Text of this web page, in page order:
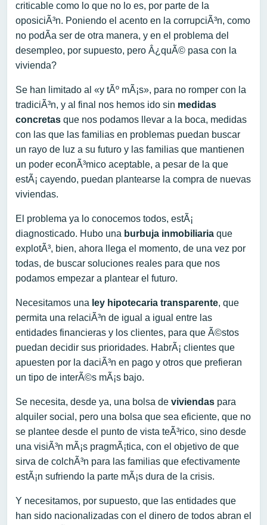
criticable como lo que no lo es, por parte de la
oposiciÃ³n. Poniendo el acento en la corrupciÃ³n, como
no podÃ­a ser de otra manera, y en el problema del
desempleo, por supuesto, pero Â¿quÃ© pasa con la
vivienda?
Se han limitado al «y tÃº mÃ¡s», para no romper con la
tradiciÃ³n, y al final nos hemos ido sin medidas
concretas que nos podamos llevar a la boca, medidas
con las que las familias en problemas puedan buscar
un rayo de luz a su futuro y las familias que mantienen
un poder econÃ³mico aceptable, a pesar de la que
estÃ¡ cayendo, puedan plantearse la compra de nuevas
viviendas.
El problema ya lo conocemos todos, estÃ¡
diagnosticado. Hubo una burbuja inmobiliaria que
explotÃ³, bien, ahora llega el momento, de una vez por
todas, de buscar soluciones reales para que nos
podamos empezar a plantear el futuro.
Necesitamos una ley hipotecaria transparente, que
permita una relaciÃ³n de igual a igual entre las
entidades financieras y los clientes, para que Ã©stos
puedan decidir sus prioridades. HabrÃ¡ clientes que
apuesten por la daciÃ³n en pago y otros que prefieran
un tipo de interÃ©s mÃ¡s bajo.
Se necesita, desde ya, una bolsa de viviendas para
alquiler social, pero una bolsa que sea eficiente, que no
se plantee desde el punto de vista teÃ³rico, sino desde
una visiÃ³n mÃ¡s pragmÃ¡tica, con el objetivo de que
sirva de colchÃ³n para las familias que efectivamente
estÃ¡n sufriendo la parte mÃ¡s dura de la crisis.
Y necesitamos, por supuesto, que las entidades que
han sido nacionalizadas con el dinero de todos abran el